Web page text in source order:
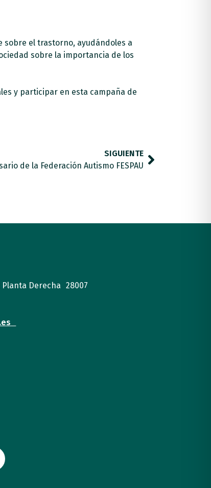
sobre el trastorno, ayudándoles a
sobre la importancia de los
y participar en esta campaña de
SIGUIENTE
de la Federación Autismo FESPAU
Planta Derecha 28007